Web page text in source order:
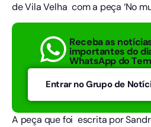
de Vila Velha com a peça ‘No
Receba as
importantes do
WhatsApp do
Entrar no Grupo de
A peça que foi escrita por